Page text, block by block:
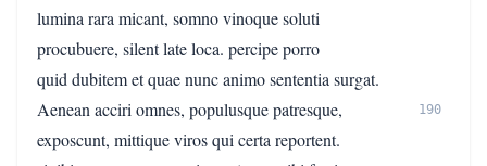
lumina rara micant, somno vinoque soluti
procubuere, silent late loca. percipe porro
quid dubitem et quae nunc animo sententia surgat.
Aenean acciri omnes, populusque patresque,
190
exposcunt, mittique viros qui certa reportent.